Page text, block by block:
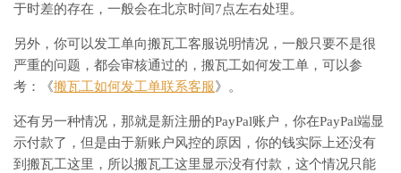
于时差的存在，一般会在北京时间7点左右处理。
另外，你可以发工单向搬瓦工客服说明情况，一般只要不是很
严重的问题，都会审核通过的，搬瓦工如何发工单，可以参
考：《搬瓦工如何发工单联系客服》。
还有另一种情况，那就是新注册的PayPal账户，你在PayPal端显
示付款了，但是由于新账户风控的原因，你的钱实际上还没有
到搬瓦工这里，所以搬瓦工这里显示没有付款，这个情况只能